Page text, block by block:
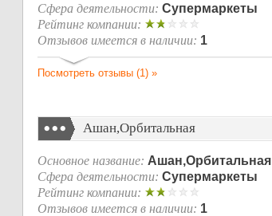
Сфера деятельности: Супермаркеты
Рейтинг компании:
Отзывов имеется в наличии: 1
Посмотреть отзывы (1) »
Ашан,Орбитальная
Основное название: Ашан,Орбитальная
Сфера деятельности: Супермаркеты
Рейтинг компании:
Отзывов имеется в наличии: 1